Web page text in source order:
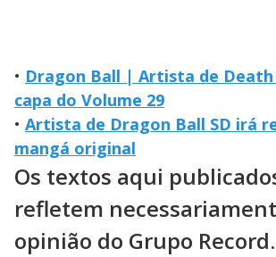
• Dragon Ball | Artista de
capa do Volume 29
• Artista de Dragon Ball SD irá
mangá original
Os textos aqui
refletem
opinião do Grupo Record.